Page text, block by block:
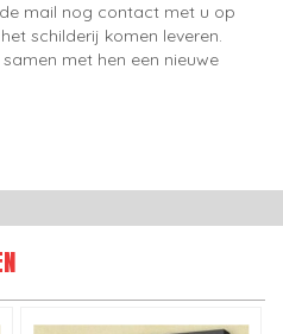
mail nog contact met u op
schilderij komen leveren.
met hen een nieuwe